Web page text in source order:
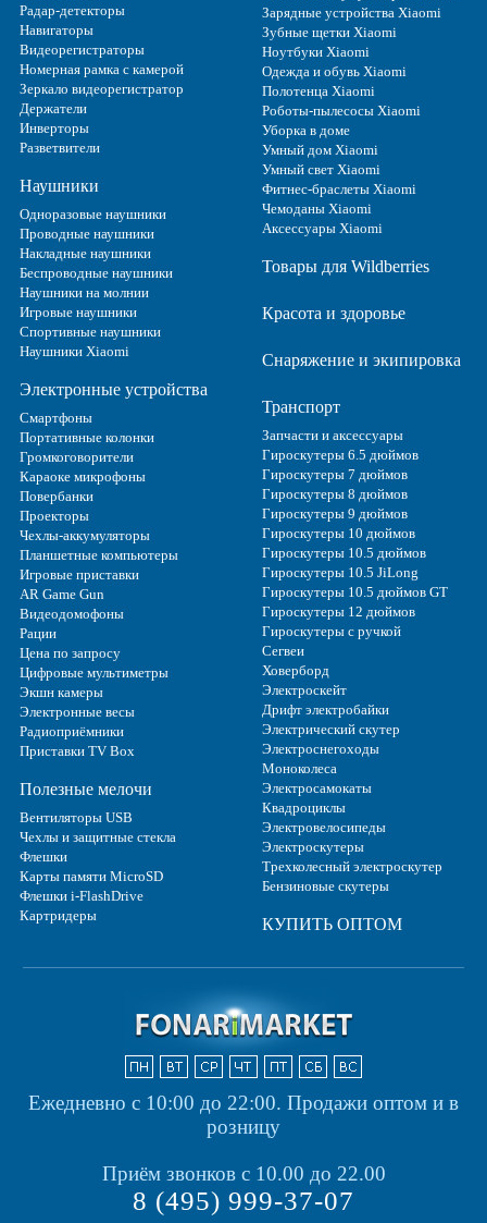
Радар-детекторы
Навигаторы
Видеорегистраторы
Номерная рамка с камерой
Зеркало видеорегистратор
Держатели
Инверторы
Разветвители
Наушники
Одноразовые наушники
Проводные наушники
Накладные наушники
Беспроводные наушники
Наушники на молнии
Игровые наушники
Спортивные наушники
Наушники Xiaomi
Электронные устройства
Смартфоны
Портативные колонки
Громкоговорители
Караоке микрофоны
Повербанки
Проекторы
Чехлы-аккумуляторы
Планшетные компьютеры
Игровые приставки
AR Game Gun
Видеодомофоны
Рации
Цена по запросу
Цифровые мультиметры
Экшн камеры
Электронные весы
Радиоприёмники
Приставки TV Box
Полезные мелочи
Вентиляторы USB
Чехлы и защитные стекла
Флешки
Карты памяти MicroSD
Флешки i-FlashDrive
Картридеры
Зарядные устройства Xiaomi
Зубные щетки Xiaomi
Ноутбуки Xiaomi
Одежда и обувь Xiaomi
Полотенца Xiaomi
Роботы-пылесосы Xiaomi
Уборка в доме
Умный дом Xiaomi
Умный свет Xiaomi
Фитнес-браслеты Xiaomi
Чемоданы Xiaomi
Аксессуары Xiaomi
Товары для Wildberries
Красота и здоровье
Снаряжение и экипировка
Транспорт
Запчасти и аксессуары
Гироскутеры 6.5 дюймов
Гироскутеры 7 дюймов
Гироскутеры 8 дюймов
Гироскутеры 9 дюймов
Гироскутеры 10 дюймов
Гироскутеры 10.5 дюймов
Гироскутеры 10.5 JiLong
Гироскутеры 10.5 дюймов GT
Гироскутеры 12 дюймов
Гироскутеры с ручкой
Сегвеи
Ховерборд
Электроскейт
Дрифт электробайки
Электрический скутер
Электроснегоходы
Моноколеса
Электросамокаты
Квадроциклы
Электровелосипеды
Электроскутеры
Трехколесный электроскутер
Бензиновые скутеры
КУПИТЬ ОПТОМ
Ежедневно с 10:00 до 22:00. Продажи оптом и в
розницу
Приём звонков с 10.00 до 22.00
8 (495) 999-37-07